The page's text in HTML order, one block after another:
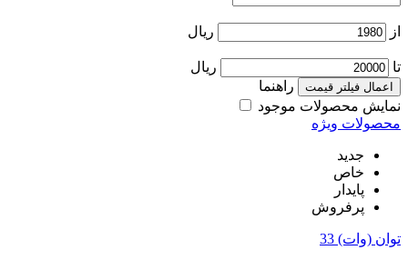
از ریال
تا ریال
اعمال فیلتر قیمت
راهنما
نمایش محصولات موجود
محصولات ویژه
جدید
خاص
پایدار
پرفروش
توان (وات) 33